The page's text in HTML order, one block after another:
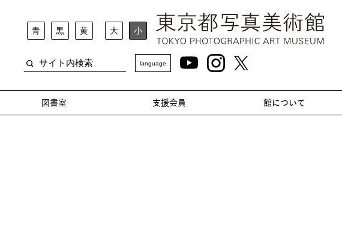
青 黒 黄 大 小
language
図書室 支援会員 館について